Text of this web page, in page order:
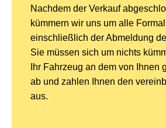
Nachdem der Verkauf
kümmern wir uns um alle
einschließlich der Abmeldung
Sie müssen sich um nichts
Ihr Fahrzeug an dem von Ihnen
ab und zahlen Ihnen den
aus.